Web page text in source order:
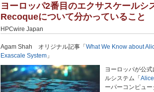
ヨーロッパ2番目のエクサスケールシ
Recoqueについて分かっていること
HPCwire Japan
Agam Shah オリジナル記事「 What We Know about
Exascale System」
ヨーロッパが公
ルシステム「
ーパーコンピュ